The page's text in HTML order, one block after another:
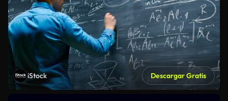
iStock Descargar Gratis